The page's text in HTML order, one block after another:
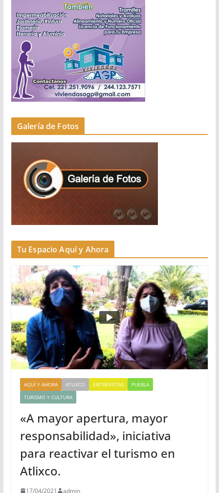
Galería de Fotos
Tu Espacio Aquí y Ahora
AQUÍ Y AHORA ATLIXCO ENTREVISTAS
PUEBLA
TURISMO Y CULTURA
«A mayor apertura, mayor
responsabilidad», iniciativa
para reactivar el turismo en
Atlixco.
17/04/2021 admin